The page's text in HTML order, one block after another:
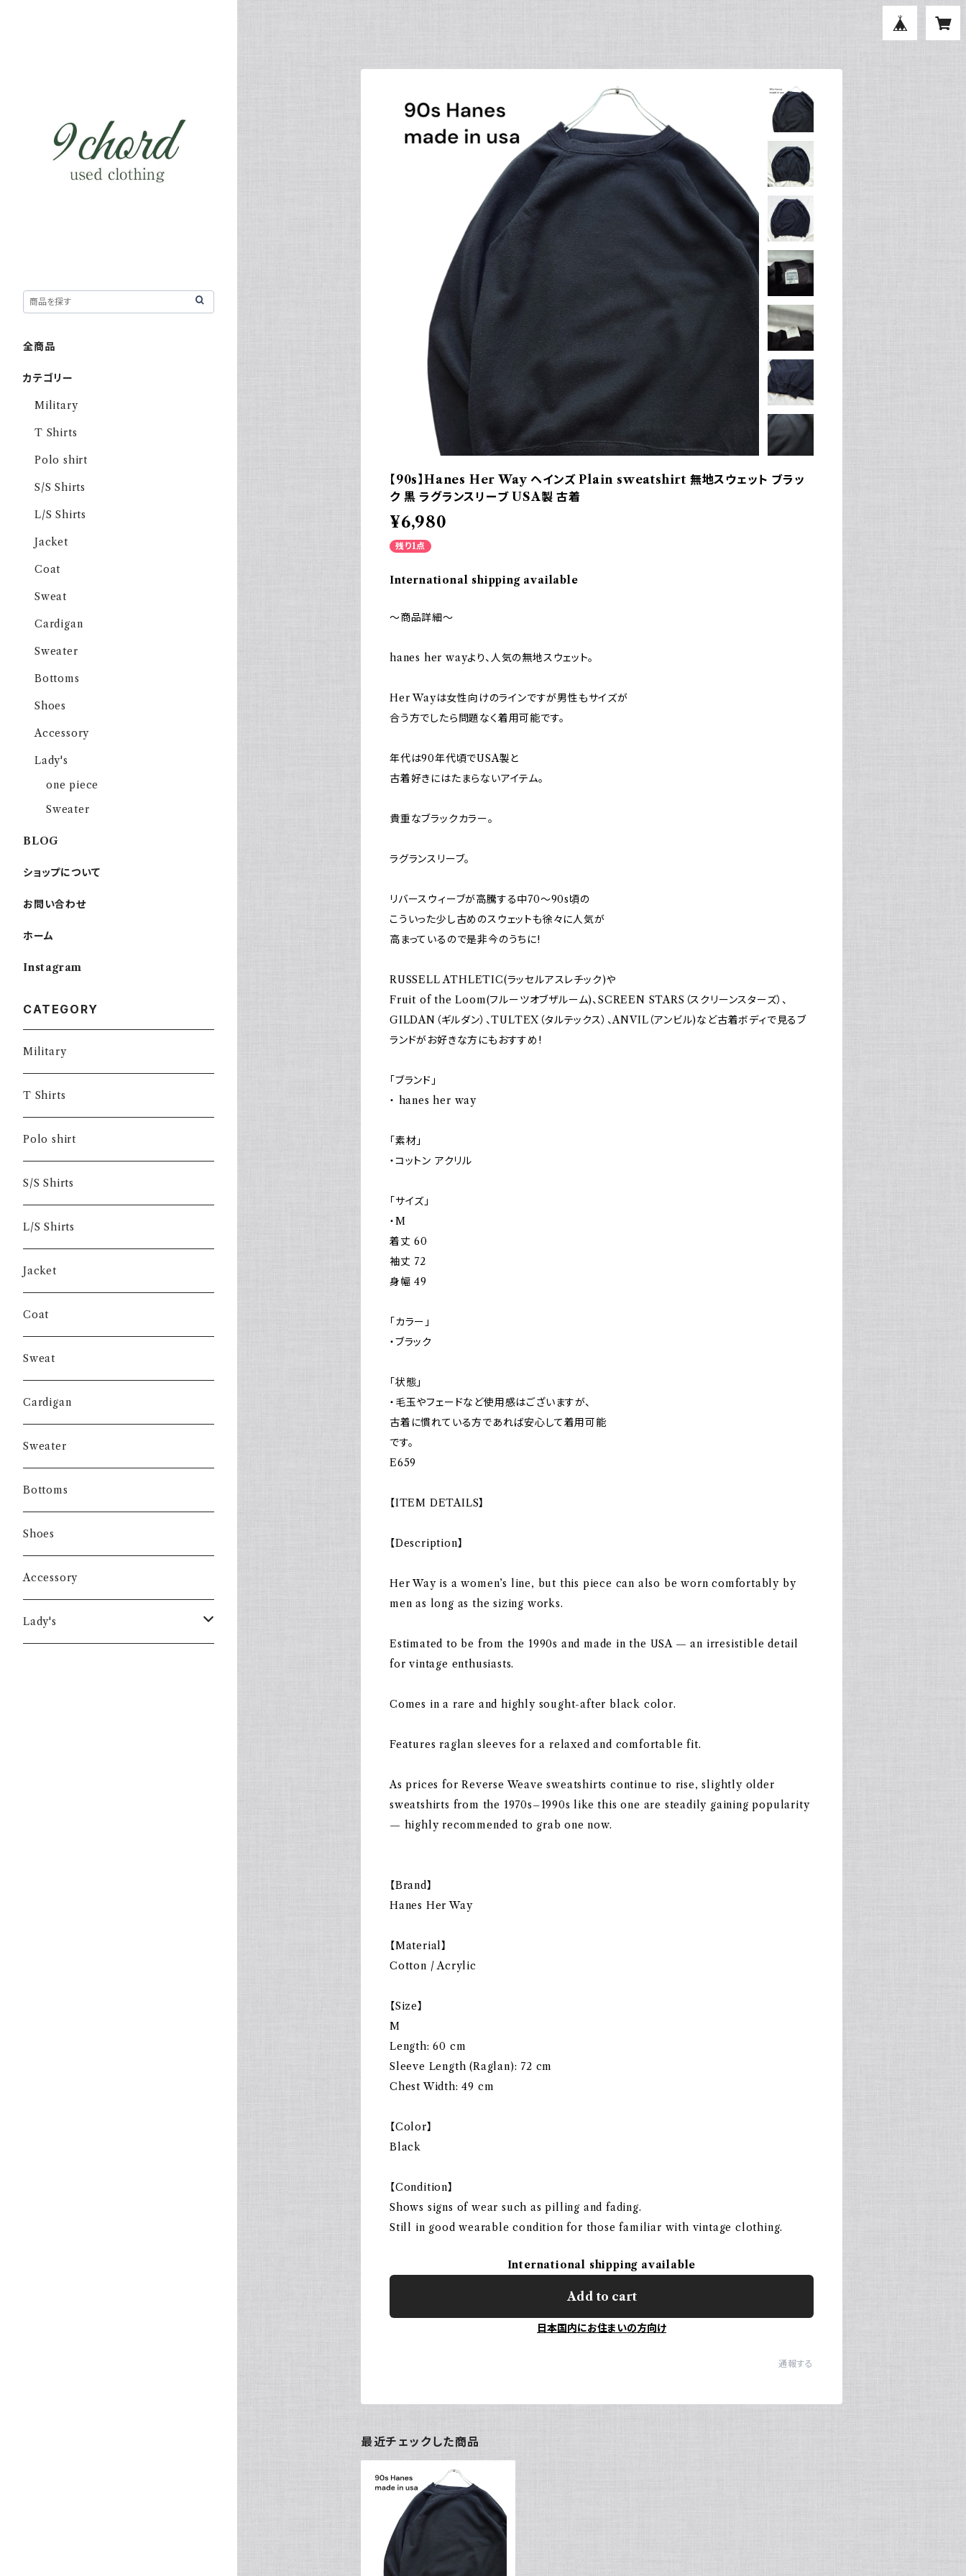
【90s】Hanes Her Way ヘインズ Plain sweatshirt 無地スウェット ブラッ
ク 黒 ラグランスリーブ USA製 古着
¥6,980
残り1点
International shipping available
～商品詳細～
hanes her wayより、人気の無地スウェット。
Her Wayは女性向けのラインですが男性もサイズが
合う方でしたら問題なく着用可能です。
年代は90年代頃でUSA製と
古着好きにはたまらないアイテム。
貴重なブラックカラー。
ラグランスリーブ。
リバースウィーブが高騰する中70～90s頃の
こういった少し古めのスウェットも徐々に人気が
高まっているので是非今のうちに!
RUSSELL ATHLETIC(ラッセルアスレチック)や
Fruit of the Loom(フルーツオブザルーム)、SCREEN STARS（スクリーンスターズ）、
GILDAN（ギルダン）、TULTEX（タルテックス）、ANVIL（アンビル)など古着ボディで見るブ
ランドがお好きな方にもおすすめ!
「ブランド」
・ hanes her way
「素材」
・コットン アクリル
「サイズ」
・M
着丈 60
袖丈 72
身幅 49
「カラー｣
・ブラック
「状態」
・毛玉やフェードなど使用感はございますが、
古着に慣れている方であれば安心して着用可能
です。
E659
【ITEM DETAILS】
【Description】
Her Way is a women’s line, but this piece can also be worn comfortably by
men as long as the sizing works.
Estimated to be from the 1990s and made in the USA — an irresistible detail
for vintage enthusiasts.
Comes in a rare and highly sought-after black color.
Features raglan sleeves for a relaxed and comfortable fit.
As prices for Reverse Weave sweatshirts continue to rise, slightly older
sweatshirts from the 1970s–1990s like this one are steadily gaining popularity
— highly recommended to grab one now.
【Brand】
Hanes Her Way
【Material】
Cotton / Acrylic
【Size】
M
Length: 60 cm
Sleeve Length (Raglan): 72 cm
Chest Width: 49 cm
【Color】
Black
【Condition】
Shows signs of wear such as pilling and fading.
Still in good wearable condition for those familiar with vintage clothing.
International shipping available
Add to cart
日本国内にお住まいの方向け
通報する
最近チェックした商品
全商品
カテゴリー
Military
T Shirts
Polo shirt
S/S Shirts
L/S Shirts
Jacket
Coat
Sweat
Cardigan
Sweater
Bottoms
Shoes
Accessory
Lady's
one piece
Sweater
BLOG
ショップについて
お問い合わせ
ホーム
Instagram
CATEGORY
Military
T Shirts
Polo shirt
S/S Shirts
L/S Shirts
Jacket
Coat
Sweat
Cardigan
Sweater
Bottoms
Shoes
Accessory
Lady's